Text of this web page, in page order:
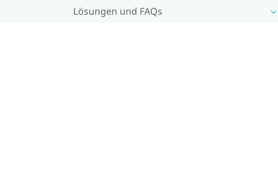
Lösungen und FAQs